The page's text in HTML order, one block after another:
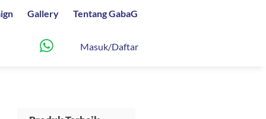
Gallery Tentang GabaG
Masuk/Daftar